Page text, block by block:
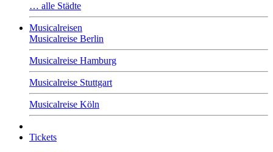
… alle Städte
Musicalreisen
Musicalreise Berlin
Musicalreise Hamburg
Musicalreise Stuttgart
Musicalreise Köln
Tickets